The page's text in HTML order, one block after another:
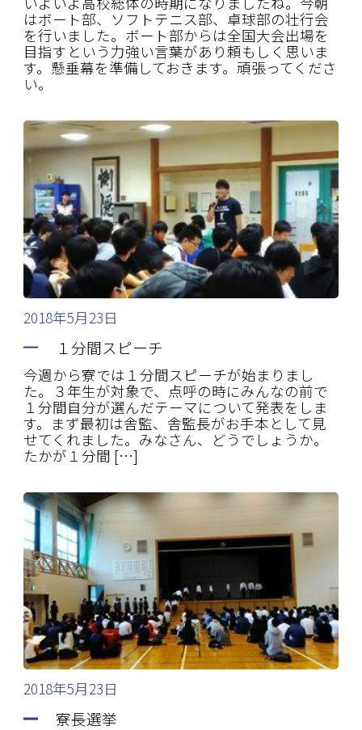
はボート部、ソフトテニス部、卓球部の壮行会
を行いました。ボート部からは全国大会出場を
目指すという力強い言葉があり頼もしく思いま
す。懸垂幕を準備しておきます。頑張ってくださ
い。
2018年5月23日
１分間スピーチ
今週から寮では１分間スピーチが始まりまし
た。３年生が対象で、点呼の時にみんなの前で
１分間自分が選んだテーマについて発表をしま
す。まず最初は舎監、舎監長がお手本として見
せてくれました。みなさん、どうでしょうか。
たかが１分間 […]
2018年5月23日
寮長選挙